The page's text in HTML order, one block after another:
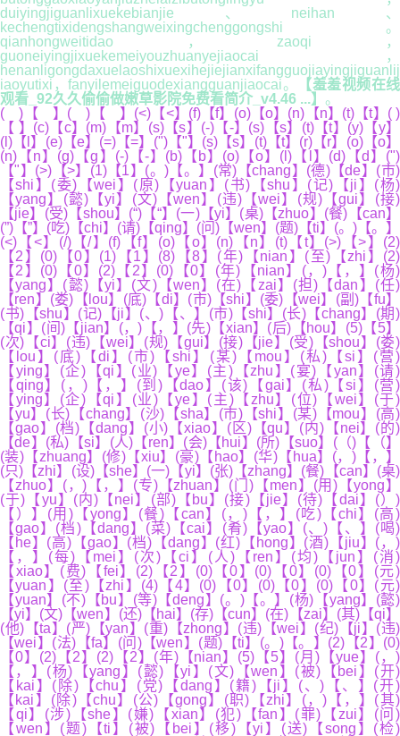
duiyingjiguanlixuekebianjie、neihan、
kechengtixidengshangweixingchenggongshi。
qianhongweitidao，zaoqi，
guoneiyingjixuekemeiyouzhuanyejiaocai，
henanligongdaxuelaoshixuexihejiejianxifangguojiayingjiguanlij
iaoyutixi，fanyilemeiguodexiangguanjiaocai。
【羞羞视频在线
观看_92久久偷偷做嫩草影院免费看简介_v4.46 ...】 。
( )【 】( )【 】(<)【<】(f)【f】(o)【o】(n)【n】(t)【t】( )
【 】(c)【c】(m)【m】(s)【s】(-)【-】(s)【s】(t)【t】(y)【y】
(l)【l】(e)【e】(=)【=】(")【"】(s)【s】(t)【t】(r)【r】(o)【o】
(n)【n】(g)【g】(-)【-】(b)【b】(o)【o】(l)【l】(d)【d】(")
【"】(>)【>】(1)【1】(。)【。】(常)【chang】(德)【de】(市)
【shi】(委)【wei】(原)【yuan】(书)【shu】(记)【ji】(杨)
【yang】(懿)【yi】(文)【wen】(违)【wei】(规)【gui】(接)
【jie】(受)【shou】(“)【“】(一)【yi】(桌)【zhuo】(餐)【can】
(”)【”】(吃)【chi】(请)【qing】(问)【wen】(题)【ti】(。)【。】
(<)【<】(/)【/】(f)【f】(o)【o】(n)【n】(t)【t】(>)【>】(2)
【2】(0)【0】(1)【1】(8)【8】(年)【nian】(至)【zhi】(2)
【2】(0)【0】(2)【2】(0)【0】(年)【nian】(，)【，】(杨)
【yang】(懿)【yi】(文)【wen】(在)【zai】(担)【dan】(任)
【ren】(娄)【lou】(底)【di】(市)【shi】(委)【wei】(副)【fu】
(书)【shu】(记)【ji】(、)【、】(市)【shi】(长)【chang】(期)
【qi】(间)【jian】(，)【，】(先)【xian】(后)【hou】(5)【5】
(次)【ci】(违)【wei】(规)【gui】(接)【jie】(受)【shou】(娄)
【lou】(底)【di】(市)【shi】(某)【mou】(私)【si】(营)
【ying】(企)【qi】(业)【ye】(主)【zhu】(宴)【yan】(请)
【qing】(，)【，】(到)【dao】(该)【gai】(私)【si】(营)
【ying】(企)【qi】(业)【ye】(主)【zhu】(位)【wei】(于)
【yu】(长)【chang】(沙)【sha】(市)【shi】(某)【mou】(高)
【gao】(档)【dang】(小)【xiao】(区)【qu】(内)【nei】(的)
【de】(私)【si】(人)【ren】(会)【hui】(所)【suo】(（)【（】
(装)【zhuang】(修)【xiu】(豪)【hao】(华)【hua】(，)【，】
(只)【zhi】(设)【she】(一)【yi】(张)【zhang】(餐)【can】(桌)
【zhuo】(，)【，】(专)【zhuan】(门)【men】(用)【yong】
(于)【yu】(内)【nei】(部)【bu】(接)【jie】(待)【dai】(）)
【）】(用)【yong】(餐)【can】(，)【，】(吃)【chi】(高)
【gao】(档)【dang】(菜)【cai】(肴)【yao】(、)【、】(喝)
【he】(高)【gao】(档)【dang】(红)【hong】(酒)【jiu】(，)
【，】(每)【mei】(次)【ci】(人)【ren】(均)【jun】(消)
【xiao】(费)【fei】(2)【2】(0)【0】(0)【0】(0)【0】(元)
【yuan】(至)【zhi】(4)【4】(0)【0】(0)【0】(0)【0】(元)
【yuan】(不)【bu】(等)【deng】(。)【。】(杨)【yang】(懿)
【yi】(文)【wen】(还)【hai】(存)【cun】(在)【zai】(其)【qi】
(他)【ta】(严)【yan】(重)【zhong】(违)【wei】(纪)【ji】(违)
【wei】(法)【fa】(问)【wen】(题)【ti】(。)【。】(2)【2】(0)
【0】(2)【2】(2)【2】(年)【nian】(5)【5】(月)【yue】(，)
【，】(杨)【yang】(懿)【yi】(文)【wen】(被)【bei】(开)
【kai】(除)【chu】(党)【dang】(籍)【ji】(、)【、】(开)
【kai】(除)【chu】(公)【gong】(职)【zhi】(，)【，】(其)
【qi】(涉)【she】(嫌)【xian】(犯)【fan】(罪)【zui】(问)
【wen】(题)【ti】(被)【bei】(移)【yi】(送)【song】(检)